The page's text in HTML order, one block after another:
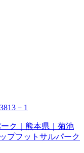
－1
ク｜熊本県｜菊池
プフットサルパーク